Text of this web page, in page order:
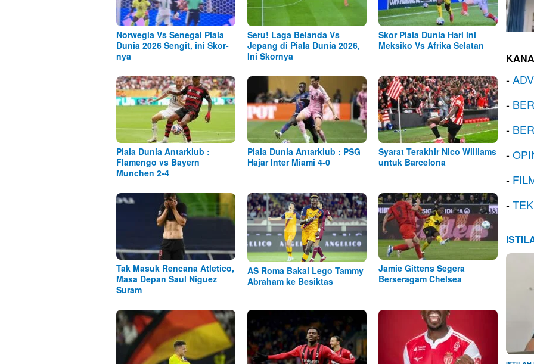
Norwegia Vs Senegal Piala
Dunia 2026 Sengit, ini Skor-
nya
Seru! Laga Belanda Vs
Jepang di Piala Dunia 2026,
Ini Skornya
Skor Piala Dunia Hari ini
Meksiko Vs Afrika Selatan
Piala Dunia Antarklub :
Flamengo vs Bayern
Munchen 2-4
Piala Dunia Antarklub : PSG
Hajar Inter Miami 4-0
Syarat Terakhir Nico Williams
untuk Barcelona
Tak Masuk Rencana Atletico,
Masa Depan Saul Niguez
Suram
AS Roma Bakal Lego Tammy
Abraham ke Besiktas
Jamie Gittens Segera
Berseragam Chelsea
-
-
-
-
-
-